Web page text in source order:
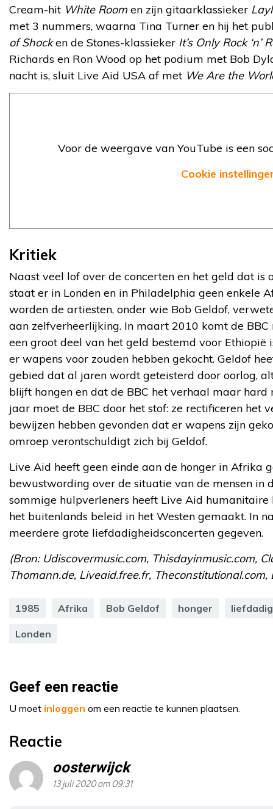
Cream-hit White Room en zijn gitaarklassieker
met 3 nummers, waarna Tina Turner en hij het
of Shocken de Stones-klassieker It’s Only Rock ‘n’
Richards en Ron Wood op het podium met Bob
nacht is, sluit Live Aid USA af met We Are the
Voor de weergave van YouTube is een
Cookie
Kritiek
Naast veel lof over de concerten en het geld dat is
staat er in Londen en in Philadelphia geen enkele
worden de artiesten, onder wie Bob Geldof,
aan zelfverheerlijking. In maart 2010 komt de
een groot deel van het geld bestemd voor Ethiopië
er wapens voor zouden hebben gekocht. Geldof
gebied dat al jaren wordt geteisterd door oorlog,
blijft hangen en dat de BBC het verhaal maar
jaar moet de BBC door het stof: ze rectificeren het
bewijzen hebben gevonden dat er wapens zijn
omroep verontschuldigt zich bij Geldof.
Live Aid heeft geen einde aan de honger in Afrika
bewustwording over de situatie van de mensen in
sommige hulpverleners heeft Live Aid humanitaire
het buitenlands beleid in het Westen gemaakt. In
meerdere grote liefdadigheidsconcerten gegeven.
(Bron: Udiscovermusic.com, Thisdayinmusic.com,
Thomann.de, Liveaid.free.fr,
1985 Afrika Bob Geldof honger
Londen
Geef een reactie
U moet inloggen om een reactie te kunnen plaatsen.
Reactie
oosterwijck
13 juli 2020 om 09:31